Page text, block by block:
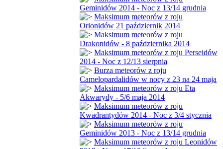
Geminidów 2014 - Noc z 13/14 grudnia
Maksimum meteorów z roju
Orionidów 21 październik 2014
Maksimum meteorów z roju
Drakonidów - 8 października 2014
Maksimum meteorów z roju Perseidów
2014 - Noc z 12/13 sierpnia
Burza meteorów z roju
Camelopardalidów w nocy z 23 na 24 maja
Maksimum meteorów z roju Eta
Akwarydy - 5/6 maja 2014
Maksimum meteorów z roju
Kwadrantydów 2014 - Noc z 3/4 stycznia
Maksimum meteorów z roju
Geminidów 2013 - Noc z 13/14 grudnia
Maksimum meteorów z roju Leonidów